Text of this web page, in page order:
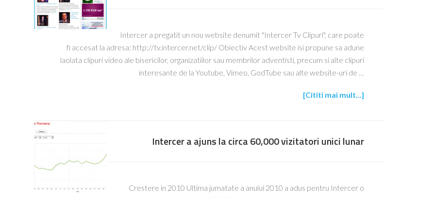
Intercer a pregatit un nou website denumit "Intercer Tv Clipuri", care poate
fi accesat la adresa: http://tv.intercer.net/clip/ Obiectiv Acest website isi propune sa adune
laolata clipuri video ale bisericilor, organizatiilor sau membrilor adventisti, precum si alte clipuri
interesante de la Youtube, Vimeo, GodTube sau alte website-uri de …
[Cititi mai mult...]
Intercer a ajuns la circa 60,000 vizitatori unici lunar
Crestere in 2010 Ultima jumatate a anului 2010 a adus pentru Intercer o